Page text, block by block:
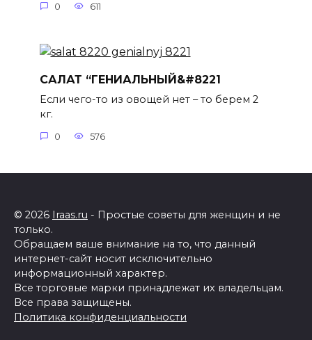
0 611
САЛАТ “ГЕНИАЛЬНЫЙ&#8221
Если чего-то из овощей нет – то берем 2
кг.
0 576
© 2026 Iraas.ru - Простые советы для женщин и не
только.
Обращаем ваше внимание на то, что данный
интернет-сайт носит исключительно
информационный характер.
Все торговые марки принадлежат их владельцам.
Все права защищены.
Политика конфиденциальности